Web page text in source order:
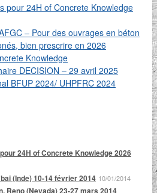
pour 24H of Concrete Knowledge
– Pour des ouvrages en béton
bien prescrire en 2026
Knowledge
DECISION – 29 avril 2025
BFUP 2024/ UHPFRC 2024
24H of Concrete Knowledge 2026
(Inde) 10-14 février 2014 10/01/2014
Reno (Nevada) 23-27 mars 2014